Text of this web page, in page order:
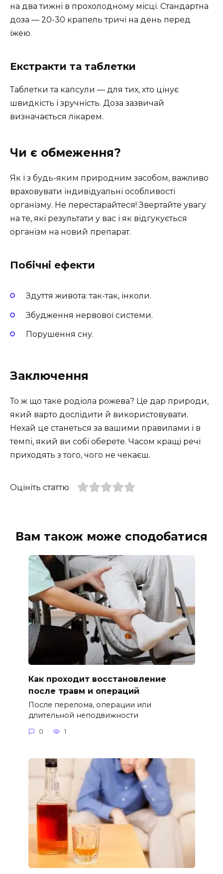
на два тижні в прохолодному місці. Стандартна
доза — 20-30 крапель тричі на день перед
їжею.
Екстракти та таблетки
Таблетки та капсули — для тих, хто цінує
швидкість і зручність. Доза зазвичай
визначається лікарем.
Чи є обмеження?
Як і з будь-яким природним засобом, важливо
враховувати індивідуальні особливості
організму. Не перестарайтеся! Звертайте увагу
на те, які результати у вас і як відгукується
організм на новий препарат.
Побічні ефекти
Здуття живота: так-так, інколи.
Збудження нервової системи.
Порушення сну.
Заключення
То ж що таке родіола рожева? Це дар природи,
який варто дослідити й використовувати.
Нехай це станеться за вашими правилами і в
темпі, який ви собі оберете. Часом кращі речі
приходять з того, чого не чекаєш.
Оцініть статтю
Вам також може сподобатися
Как проходит восстановление
после травм и операций
После перелома, операции или
длительной неподвижности
0 1